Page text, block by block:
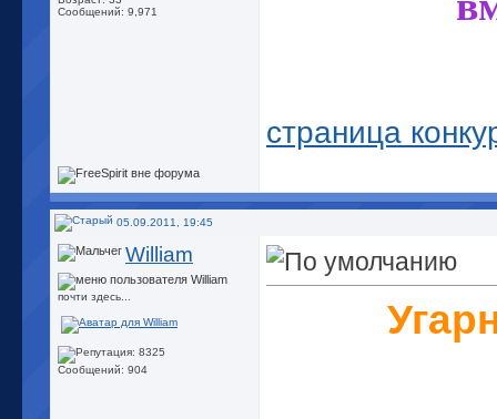
Сообщений: 9,971
страница
05.09.2011, 19:45
William
почти здесь...
Сообщений: 904